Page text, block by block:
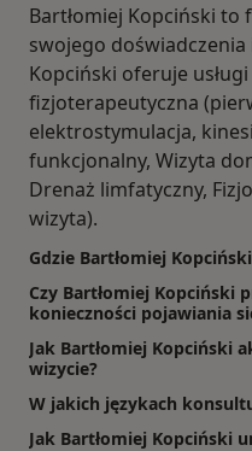
Bartłomiej Kopciński
swojego doświadczenia
Kopciński oferuje
fizjoterapeutyczna
elektrostymulacja,
funkcjonalny, Wizyta
Drenaż limfatyczny,
wizyta).
Gdzie Bartłomiej
Czy Bartłomiej Kopciński
konieczności pojawiania
Jak Bartłomiej Kopciński
wizycie?
W jakich językach
Jak Bartłomiej Kopciński